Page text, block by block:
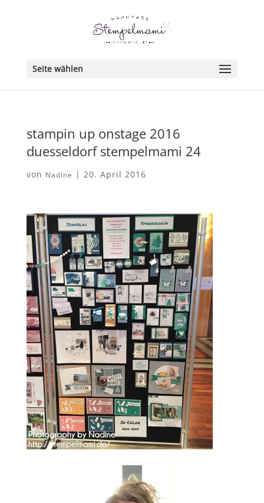
Seite wählen
stampin up onstage 2016
duesseldorf stempelmami 24
von Nadine | 20. April 2016